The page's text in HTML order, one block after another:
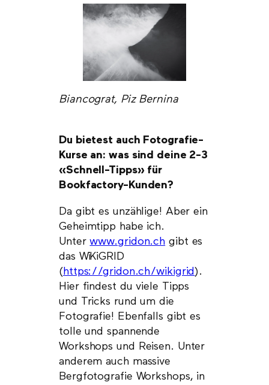
Biancograt, Piz Bernina
Du bietest auch Fotografie-
Kurse an: was sind deine 2-3
«Schnell-Tipps» für
Bookfactory-Kunden?
Da gibt es unzählige! Aber ein
Geheimtipp habe ich.
Unterwww.gridon.ch gibt es
das WiKiGRID
( https://gridon.ch/wikigrid).
Hier findest du viele Tipps
und Tricks rund um die
Fotografie! Ebenfalls gibt es
tolle und spannende
Workshops und Reisen. Unter
anderem auch massive
Bergfotografie Workshops, in